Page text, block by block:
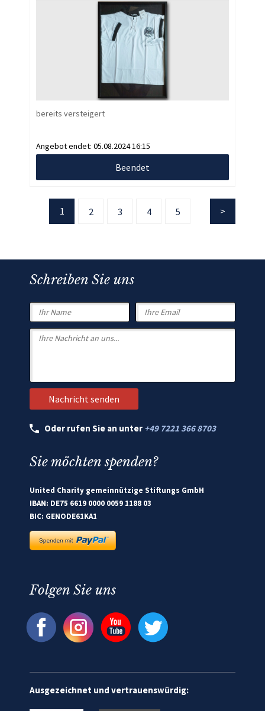
bereits versteigert
Angebot endet: 05.08.2024 16:15
Beendet
1 2 3 4 5
Schreiben Sie uns
Oder rufen Sie an unter +49 7221 366 8703
Sie möchten spenden?
United Charity gemeinnützige Stiftungs GmbH
IBAN: DE75 6619 0000 0059 1188 03
BIC: GENODE61KA1
Folgen Sie uns
Ausgezeichnet und vertrauenswürdig: